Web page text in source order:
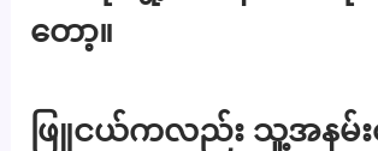
တော့။
ဖြူငယ်ကလည်း သူ့အနမ်